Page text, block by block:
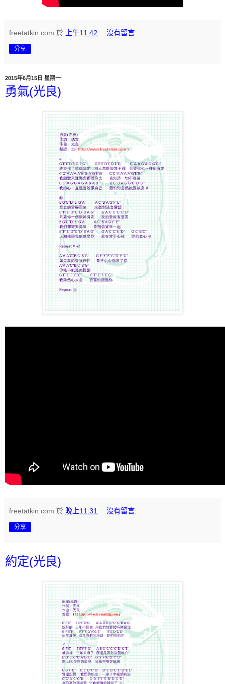
freetatkin.com 於 上午11:42 沒有留言:
分享
2015年6月15日 星期一
勇氣(光良)
freetatkin.com 於 晚上11:31 沒有留言:
分享
約定(光良)